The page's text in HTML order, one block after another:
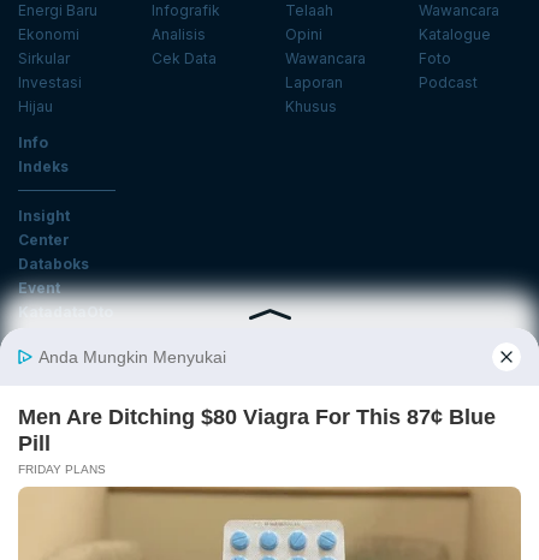
Energi Baru
Ekonomi
Sirkular
Investasi
Hijau
Infografik
Analisis
Cek Data
Telaah
Opini
Wawancara
Laporan
Khusus
Wawancara
Katalogue
Foto
Podcast
Info
Indeks
Insight
Center
Databoks
Event
KatadataOto
Email
Daftar